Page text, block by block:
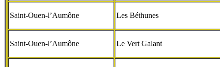
Saint-Ouen-l’Aumône Les Béthunes
Saint-Ouen-l’Aumône Le Vert Galant